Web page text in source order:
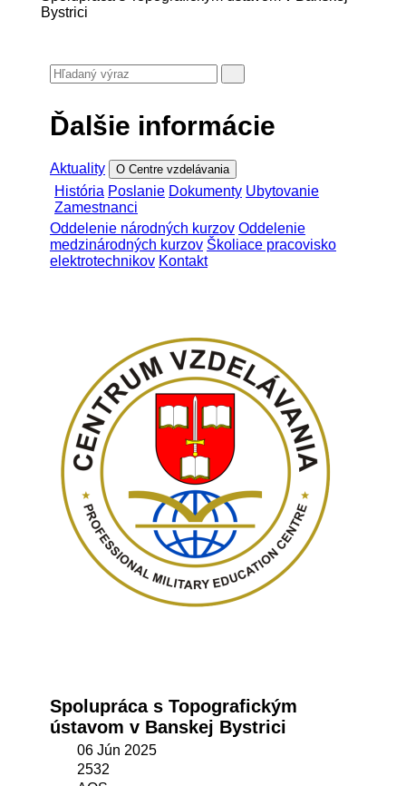
Bystrici
Ďalšie informácie
Aktuality O Centre vzdelávania
História Poslanie Dokumenty Ubytovanie
Zamestnanci
Oddelenie národných kurzov Oddelenie
medzinárodných kurzov Školiace pracovisko
elektrotechnikov Kontakt
Spolupráca s Topografickým
ústavom v Banskej Bystrici
06 Jún 2025
2532